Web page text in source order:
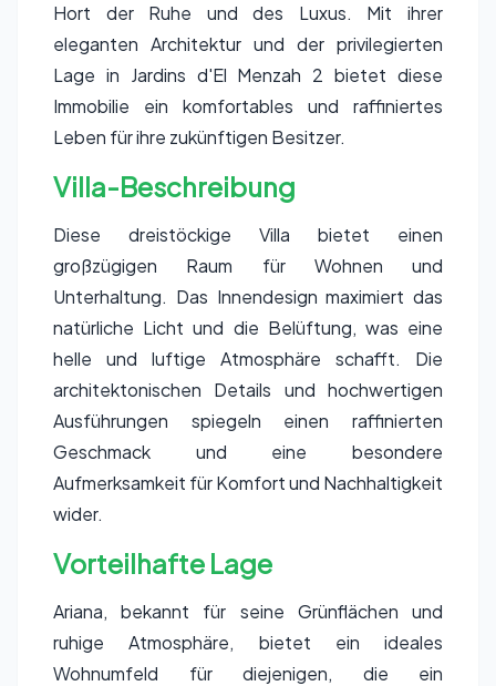
Hort der Ruhe und des Luxus. Mit ihrer
eleganten Architektur und der privilegierten
Lage in Jardins d'El Menzah 2 bietet diese
Immobilie ein komfortables und raffiniertes
Leben für ihre zukünftigen Besitzer.
Villa-Beschreibung
Diese dreistöckige Villa bietet einen
großzügigen Raum für Wohnen und
Unterhaltung. Das Innendesign maximiert das
natürliche Licht und die Belüftung, was eine
helle und luftige Atmosphäre schafft. Die
architektonischen Details und hochwertigen
Ausführungen spiegeln einen raffinierten
Geschmack und eine besondere
Aufmerksamkeit für Komfort und Nachhaltigkeit
wider.
Vorteilhafte Lage
Ariana, bekannt für seine Grünflächen und
ruhige Atmosphäre, bietet ein ideales
Wohnumfeld für diejenigen, die ein